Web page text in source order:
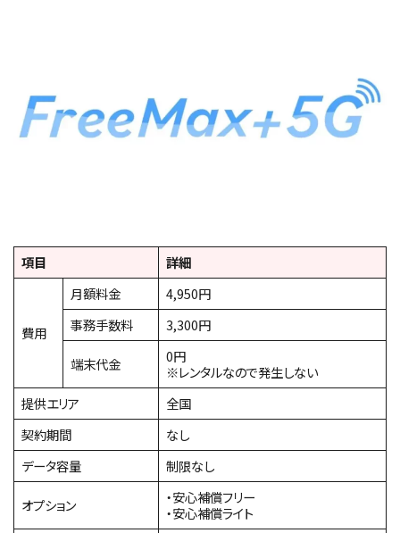
項目 詳細
費用
月額料金
4,950円
事務手数料
3,300円
端末代金
0円
※レンタルなので発生しない
提供エリア
全国
契約期間
なし
データ容量
制限なし
オプション
・安心補償フリー
・安心補償ライト